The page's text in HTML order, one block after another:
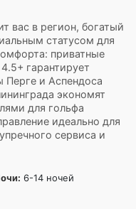
вас в регион, богатый
статусом для
приватные
гарантирует
Перге и Аспендоса
экономят
для гольфа
идеально для
сервиса и
6-14 ночей